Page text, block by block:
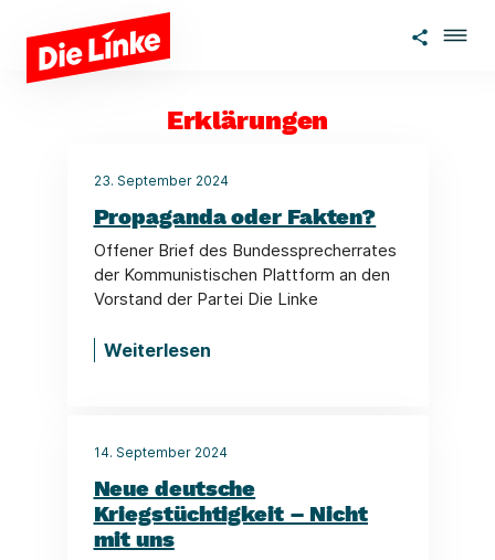
Zum Hauptinhalt springen
Erklärungen
23. September 2024
Propaganda oder Fakten?
Offener Brief des Bundessprecherrates
der Kommunistischen Plattform an den
Vorstand der Partei Die Linke
Weiterlesen
14. September 2024
Neue deutsche
Kriegstüchtigkeit – Nicht
mit uns